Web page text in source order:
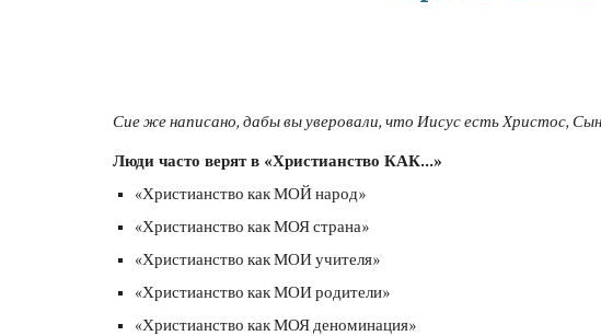
Сие же написано, дабы вы уверовали, что Иисус есть Христос,
Люди часто верят в «Христианство КАК…»
«Христианство как МОЙ народ»
«Христианство как МОЯ страна»
«Христианство как МОИ учителя»
«Христианство как МОИ родители»
«Христианство как МОЯ деноминация»